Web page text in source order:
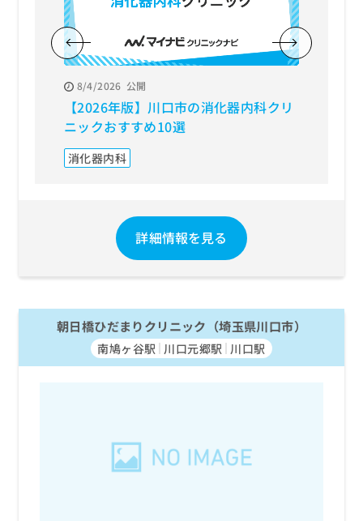
8/4/2026 公開
【2026年版】川口市の消化器内科クリ
ニックおすすめ10選
消化器内科
詳細情報を見る
朝日橋ひだまりクリニック（埼玉県川口市）
南鳩ヶ谷駅 川口元郷駅 川口駅